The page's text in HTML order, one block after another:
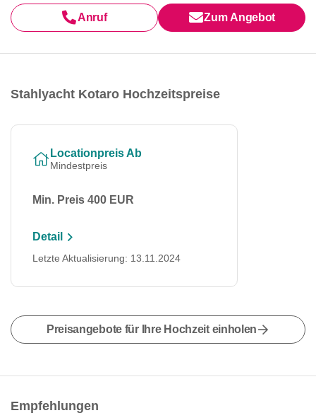
Anruf Zum Angebot
Stahlyacht Kotaro Hochzeitspreise
Locationpreis Ab
Mindestpreis
Min. Preis 400 EUR
Detail
Letzte Aktualisierung: 13.11.2024
Preisangebote für Ihre Hochzeit einholen
Empfehlungen